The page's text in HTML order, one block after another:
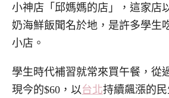
小神店「邱媽媽的店」，這家店
奶海鮮飯聞名於地，是許多學生
小店。
學生時代補習就常來買午餐，從
現今的$60，以 台北持續飆漲的